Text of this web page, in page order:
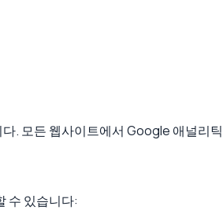
. 모든 웹사이트에서 Google 애널리
수 있습니다: